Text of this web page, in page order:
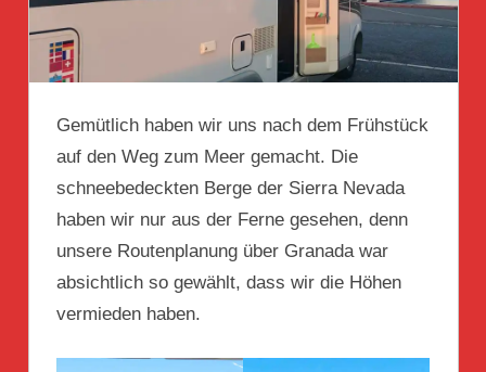
Gemütlich haben wir uns nach dem Frühstück
auf den Weg zum Meer gemacht. Die
schneebedeckten Berge der Sierra Nevada
haben wir nur aus der Ferne gesehen, denn
unsere Routenplanung über Granada war
absichtlich so gewählt, dass wir die Höhen
vermieden haben.